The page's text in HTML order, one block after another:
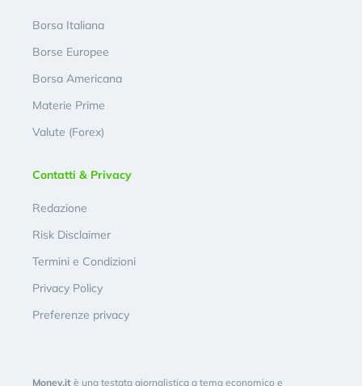
Borsa Italiana
Borse Europee
Borsa Americana
Materie Prime
Valute (Forex)
Contatti & Privacy
Redazione
Risk Disclaimer
Termini e Condizioni
Privacy Policy
Preferenze privacy
Money.it è una testata giornalistica a tema economico e